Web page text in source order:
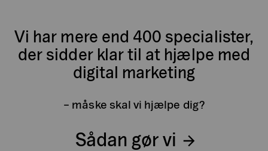
Vi har mere end 400 specialister,
der sidder klar til at hjælpe med
digital marketing
– måske skal vi hjælpe dig?
Sådan gør vi